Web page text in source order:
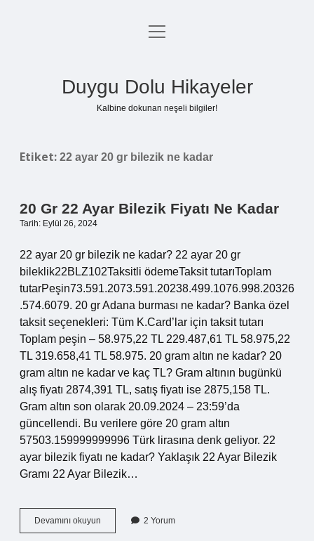
Anasayfa
menüyü
Duygu Dolu Hikayeler
Kalbine dokunan neşeli bilgiler!
Etiket: 22 ayar 20 gr bilezik ne kadar
20 Gr 22 Ayar Bilezik Fiyatı Ne Kadar
Tarih: Eylül 26, 2024
22 ayar 20 gr bilezik ne kadar? 22 ayar 20 gr
bileklik22BLZ102Taksitli ödemeTaksit tutarıToplam
tutarPeşin73.591.2073.591.20238.499.1076.998.20326
.574.6079. 20 gr Adana burması ne kadar? Banka özel
taksit seçenekleri: Tüm K.Card’lar için taksit tutarı
Toplam peşin – 58.975,22 TL 229.487,61 TL 58.975,22
TL 319.658,41 TL 58.975. 20 gram altın ne kadar? 20
gram altın ne kadar ve kaç TL? Gram altının bugünkü
alış fiyatı 2874,391 TL, satış fiyatı ise 2875,158 TL.
Gram altın son olarak 20.09.2024 – 23:59’da
güncellendi. Bu verilere göre 20 gram altın
57503.159999999996 Türk lirasına denk geliyor. 22
ayar bilezik fiyatı ne kadar? Yaklaşık 22 Ayar Bilezik
Gramı 22 Ayar Bilezik…
Devamını okuyun
Gr
2 Yorum